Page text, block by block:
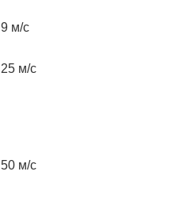
9 м/с
25 м/с
50 м/с